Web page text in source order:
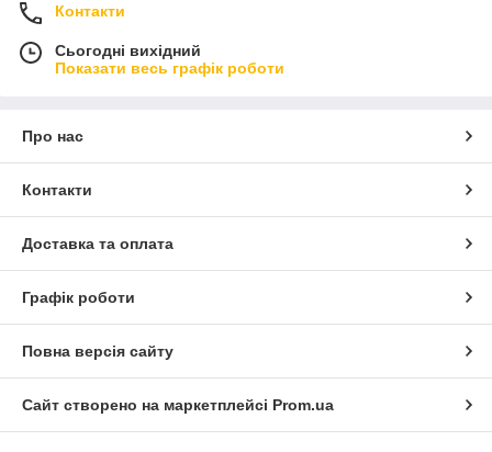
Контакти
Сьогодні вихідний
Показати весь графік роботи
Про нас
Контакти
Доставка та оплата
Графік роботи
Повна версія сайту
Сайт створено на маркетплейсі Prom.ua